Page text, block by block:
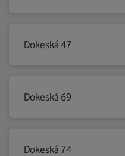
Dokeská 47
Dokeská 69
Dokeská 74